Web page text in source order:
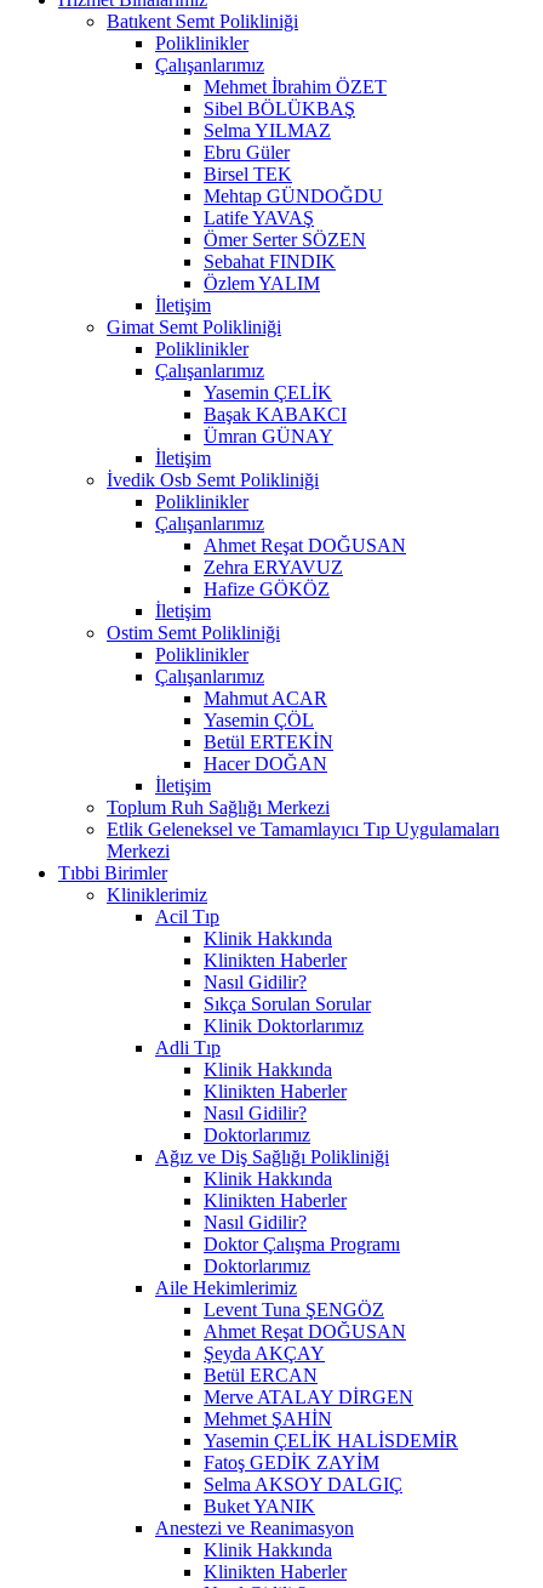
Batıkent Semt Polikliniği
Poliklinikler
Çalışanlarımız
Mehmet İbrahim ÖZET
Sibel BÖLÜKBAŞ
Selma YILMAZ
Ebru Güler
Birsel TEK
Mehtap GÜNDOĞDU
Latife YAVAŞ
Ömer Serter SÖZEN
Sebahat FINDIK
Özlem YALIM
İletişim
Gimat Semt Polikliniği
Poliklinikler
Çalışanlarımız
Yasemin ÇELİK
Başak KABAKCI
Ümran GÜNAY
İletişim
İvedik Osb Semt Polikliniği
Poliklinikler
Çalışanlarımız
Ahmet Reşat DOĞUSAN
Zehra ERYAVUZ
Hafize GÖKÖZ
İletişim
Ostim Semt Polikliniği
Poliklinikler
Çalışanlarımız
Mahmut ACAR
Yasemin ÇÖL
Betül ERTEKİN
Hacer DOĞAN
İletişim
Toplum Ruh Sağlığı Merkezi
Etlik Geleneksel ve Tamamlayıcı Tıp Uygulamaları
Merkezi
Tıbbi Birimler
Kliniklerimiz
Acil Tıp
Klinik Hakkında
Klinikten Haberler
Nasıl Gidilir?
Sıkça Sorulan Sorular
Klinik Doktorlarımız
Adli Tıp
Klinik Hakkında
Klinikten Haberler
Nasıl Gidilir?
Doktorlarımız
Ağız ve Diş Sağlığı Polikliniği
Klinik Hakkında
Klinikten Haberler
Nasıl Gidilir?
Doktor Çalışma Programı
Doktorlarımız
Aile Hekimlerimiz
Levent Tuna ŞENGÖZ
Ahmet Reşat DOĞUSAN
Şeyda AKÇAY
Betül ERCAN
Merve ATALAY DİRGEN
Mehmet ŞAHİN
Yasemin ÇELİK HALİSDEMİR
Fatoş GEDİK ZAYİM
Selma AKSOY DALGIÇ
Buket YANIK
Anestezi ve Reanimasyon
Klinik Hakkında
Klinikten Haberler